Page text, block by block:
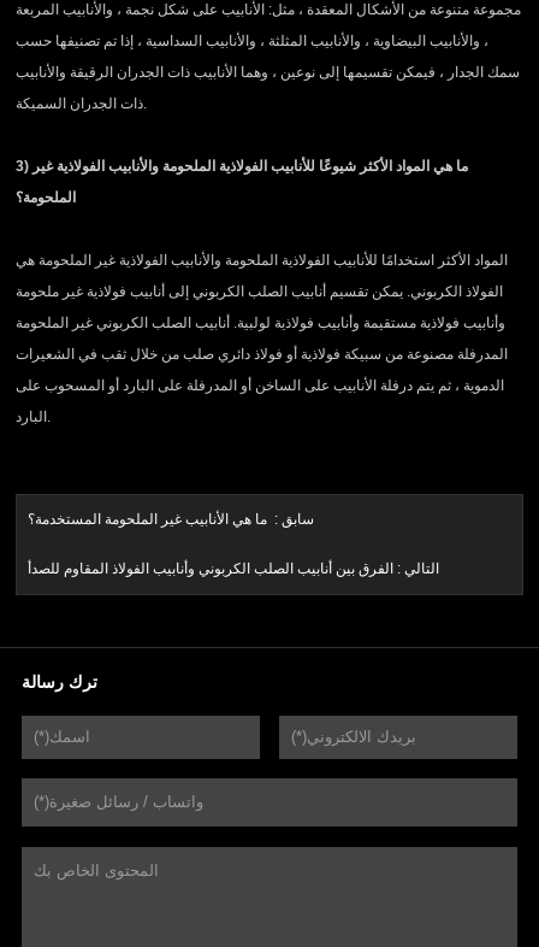
مجموعة متنوعة من الأشكال المعقدة ، مثل: الأنابيب على شكل نجمة ، والأنابيب المربعة
، والأنابيب البيضاوية ، والأنابيب المثلثة ، والأنابيب السداسية ، إذا تم تصنيفها حسب
سمك الجدار ، فيمكن تقسيمها إلى نوعين ، وهما الأنابيب ذات الجدران الرقيقة والأنابيب
ذات الجدران السميكة.
3) ما هي المواد الأكثر شيوعًا للأنابيب الفولاذية الملحومة والأنابيب الفولاذية غير
الملحومة؟
المواد الأكثر استخدامًا للأنابيب الفولاذية الملحومة والأنابيب الفولاذية غير الملحومة هي
الفولاذ الكربوني. يمكن تقسيم أنابيب الصلب الكربوني إلى أنابيب فولاذية غير ملحومة
وأنابيب فولاذية مستقيمة وأنابيب فولاذية لولبية. أنابيب الصلب الكربوني غير الملحومة
المدرفلة مصنوعة من سبيكة فولاذية أو فولاذ دائري صلب من خلال ثقب في الشعيرات
الدموية ، ثم يتم درفلة الأنابيب على الساخن أو المدرفلة على البارد أو المسحوب على
البارد.
سابق : ما هي الأنابيب غير الملحومة المستخدمة؟
التالي : الفرق بين أنابيب الصلب الكربوني وأنابيب الفولاذ المقاوم للصدأ
ترك رسالة